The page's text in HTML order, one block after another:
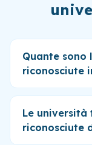
Quante sono
riconosciute
Le università
riconosciute